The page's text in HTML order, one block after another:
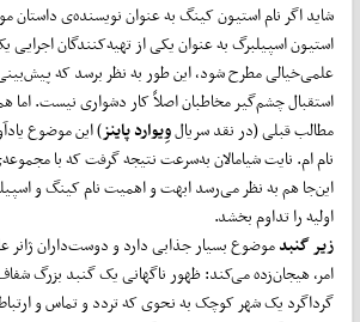
شاید اگر نام استیون کینگ به عنوان نویسنده‌ی داستان
استیون اسپیلبرگ به عنوان یکی از تهیه‌کنندگان
علمی‌خیالی مطرح شود، این طور به نظر برسد که
استقبال چشم‌گیر مخاطبان اصلاً کار دشواری نیست. اما‌‌
مطالب قبلی (در نقد سریالوِیوارد پاینز) این موضوع
نام‌ ام. نایت شیامالان به‌سرعت نتیجه گرفت که با
این‌جا هم به نظر می‌رسد ابهت و اهمیت نام کینگ و
اولیه را تداوم بخشد.
زیر گنبدموضوع بسیار جذابی دارد و دوست‌داران ژانر
امر، هیجان‌زده می‌کند: ظهور ناگهانی یک گنبد بزرگ شفاف
گرداگرد یک شهر کوچک به نحوی که تردد و تماس و ارتباط